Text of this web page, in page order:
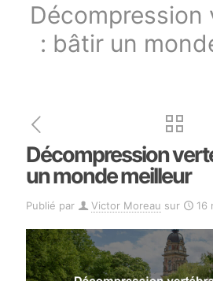
Décompression
: bâtir un
Décompression
un monde meilleur
Publié par Victor Moreau sur 16